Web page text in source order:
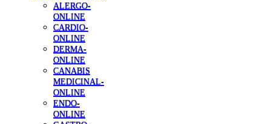
ALERGO-
ONLINE
CARDIO-
ONLINE
DERMA-
ONLINE
CANABIS
MEDICINAL-
ONLINE
ENDO-
ONLINE